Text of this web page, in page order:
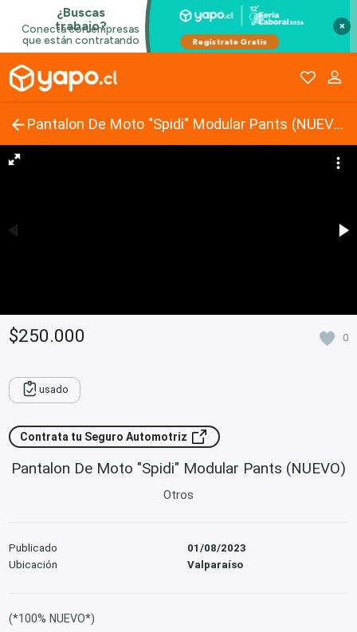
×
Pantalon De Moto "Spidi" Modular Pants (NUEVO)
$250.000 0
usado
Contrata tu Seguro Automotriz
Pantalon De Moto "Spidi" Modular Pants (NUEVO)
Otros
Publicado
01/08/2023
Ubicación
Valparaíso
(*100% NUEVO*)